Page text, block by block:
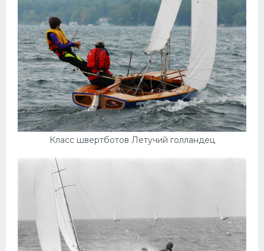
Класс швертботов Летучий голландец
Конькобежный спорт
Тренажеры
Интерьер квартиры